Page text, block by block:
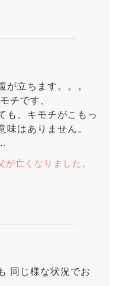
が立ちます。。。
チです、
も、キモチがこもっ
味はありません。
が亡くなりました。
同じ様な状況でお